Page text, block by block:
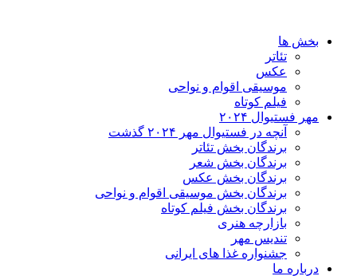
ها
موسیقی اقوام و نواحی
فیلم کوتاه
فستیوال ۲۰۲۴
آنچه در فستیوال مهر ۲۰۲۴ گذشت
برندگان بخش تئاتر
برندگان بخش شعر
برندگان بخش عکس
برندگان بخش موسیقی اقوام و نواحی
برندگان بخش فیلم کوتاه
بازارچه هنری
تندیس مهر
جشنواره غذا های ایرانی
ما